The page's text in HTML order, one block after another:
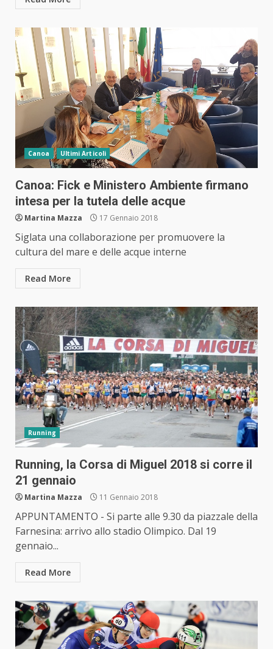
Canoa Ultimi Articoli
Canoa: Fick e Ministero Ambiente firmano
intesa per la tutela delle acque
Martina Mazza 17 Gennaio 2018
Siglata una collaborazione per promuovere la
cultura del mare e delle acque interne
Read More
Running
Running, la Corsa di Miguel 2018 si corre il
21 gennaio
Martina Mazza 11 Gennaio 2018
APPUNTAMENTO - Si parte alle 9.30 da piazzale della
Farnesina: arrivo allo stadio Olimpico. Dal 19
gennaio...
Read More